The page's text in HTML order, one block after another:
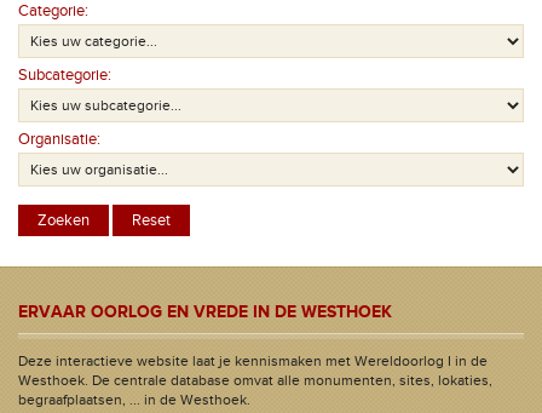
Categorie:
Subcategorie:
Organisatie:
ERVAAR OORLOG EN VREDE IN DE WESTHOEK
Deze interactieve website laat je kennismaken met Wereldoorlog I in de
Westhoek. De centrale database omvat alle monumenten, sites, lokaties,
begraafplaatsen, ... in de Westhoek.